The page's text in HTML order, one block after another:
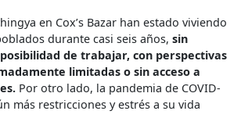
en Cox’s Bazar han estado viviendo
durante casi seis años, sin
de trabajar, con perspectivas
limitadas o sin acceso a
Por otro lado, la pandemia de COVID-
más restricciones y estrés a su vida